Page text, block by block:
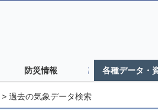
防災情報 各種データ・
> 過去の気象データ検索